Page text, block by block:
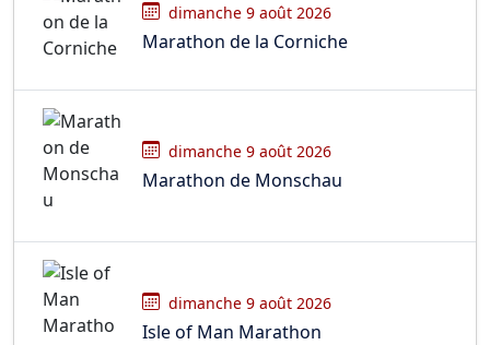
dimanche 9 août 2026
Marathon de la Corniche
dimanche 9 août 2026
Marathon de Monschau
dimanche 9 août 2026
Isle of Man Marathon